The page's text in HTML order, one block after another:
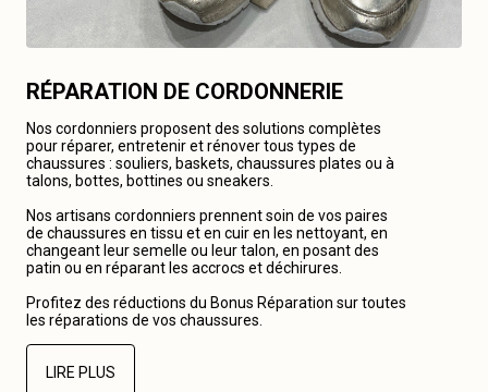
RÉPARATION DE CORDONNERIE
Nos cordonniers proposent des solutions complètes
pour réparer, entretenir et rénover tous types de
chaussures : souliers, baskets, chaussures plates ou à
talons, bottes, bottines ou sneakers.
Nos artisans cordonniers prennent soin de vos paires
de chaussures en tissu et en cuir en les nettoyant, en
changeant leur semelle ou leur talon, en posant des
patin ou en réparant les accrocs et déchirures.
Profitez des réductions du Bonus Réparation sur toutes
les réparations de vos chaussures.
LIRE PLUS